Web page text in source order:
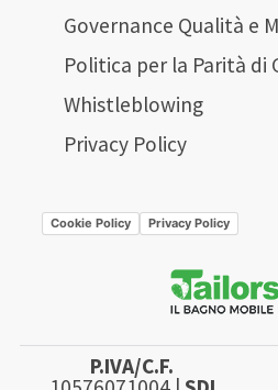
Governance Qualità e
Politica per la Parità di
Whistleblowing
Privacy Policy
Cookie Policy Privacy Policy
P.IVA/C.F.